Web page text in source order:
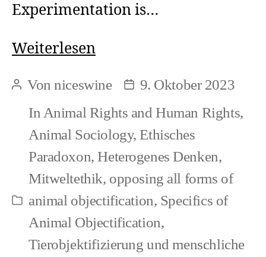
Experimentation is…
WeiterlesenCould
pain
ever
equal
a
norm
Beitragsautor
Vonniceswine Beitragsdatum
9. Oktober 2023
Kategorien
In Animal Rights and Human Rights,
Animal Sociology,Ethisches
Paradoxon,Heterogenes Denken,
Mitweltethik, opposing all forms of
animal objectification, Specifics of
Animal Objectification,
Tierobjektifizierung und menschliche